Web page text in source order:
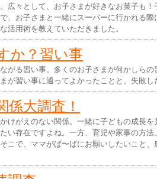
広々として、お子さまが好きなお菓子も
、お子さまと一緒にスーパーに行かれる
活用術を教えていただきました。
か？習い事
がる習い事。多くのお子さまが何かしら
が習い事に通ってよかったことと、失敗
係大調査！
けがえのない関係。一緒に子どもの成長
い存在ですよね。一方、育児や家事の方
こで、ママがば〜ばにお願いしたいこと